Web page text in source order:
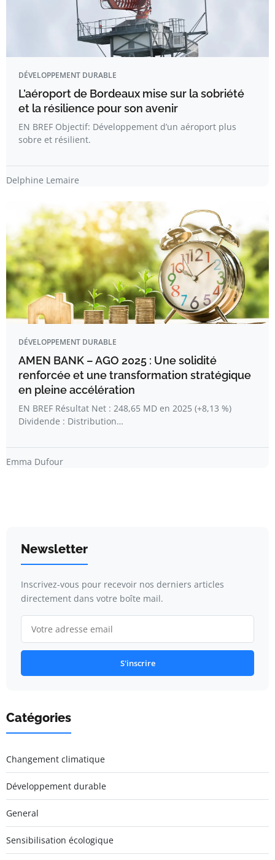
DÉVELOPPEMENT DURABLE
L’aéroport de Bordeaux mise sur la sobriété
et la résilience pour son avenir
EN BREF Objectif: Développement d’un aéroport plus
sobre et résilient.
Delphine Lemaire
DÉVELOPPEMENT DURABLE
AMEN BANK – AGO 2025 : Une solidité
renforcée et une transformation stratégique
en pleine accélération
EN BREF Résultat Net : 248,65 MD en 2025 (+8,13 %)
Dividende : Distribution…
Emma Dufour
Newsletter
Inscrivez-vous pour recevoir nos derniers articles
directement dans votre boîte mail.
S'inscrire
Catégories
Changement climatique
Développement durable
General
Sensibilisation écologique